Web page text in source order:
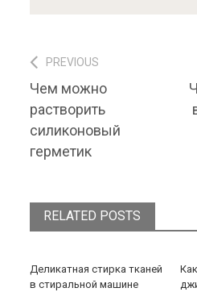
Навигация по
PREVIOUS
Previous post:
Чем можно
растворить
силиконовый
герметик
RELATED POSTS
Деликатная стирка тканей
в стиральной машине